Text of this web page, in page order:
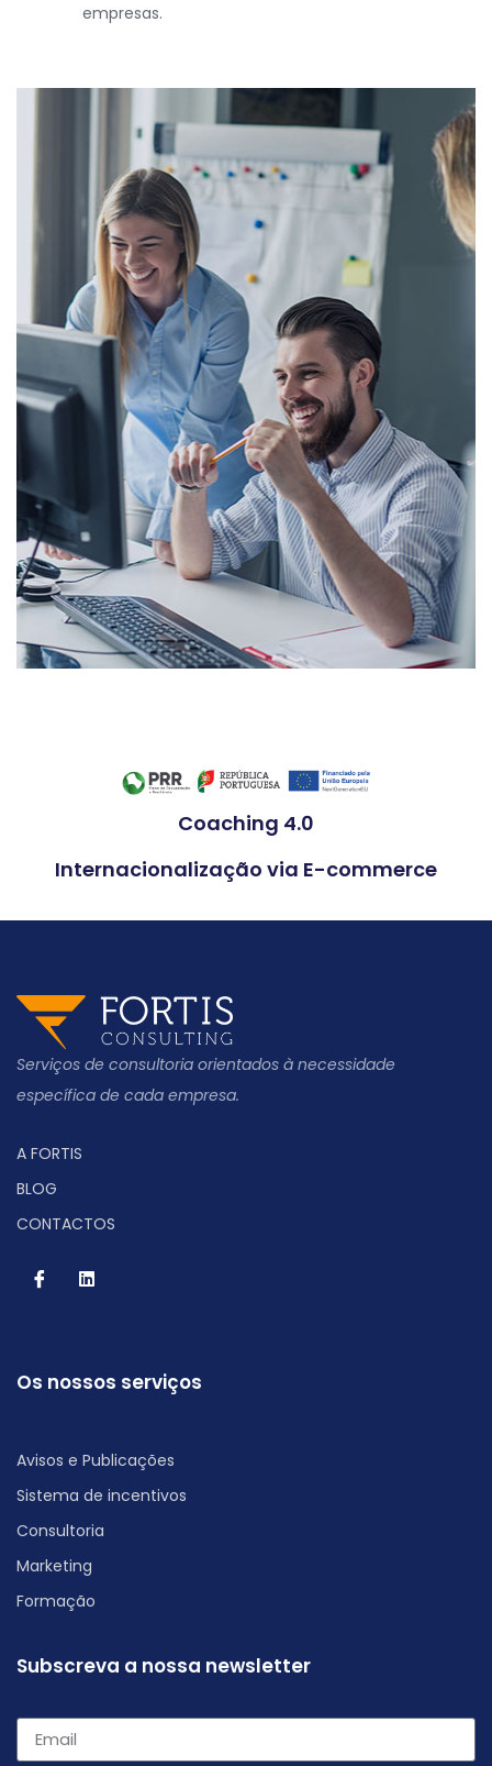
empresas.
Coaching 4.0
Internacionalização via E-commerce
Serviços de consultoria orientados à necessidade
específica de cada empresa.
A FORTIS
BLOG
CONTACTOS
Os nossos serviços
Avisos e Publicações
Sistema de incentivos
Consultoria
Marketing
Formação
Subscreva a nossa newsletter